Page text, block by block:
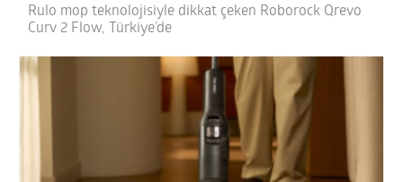
Rulo mop teknolojisiyle dikkat çeken Roborock Qrevo
Curv 2 Flow, Türkiye’de